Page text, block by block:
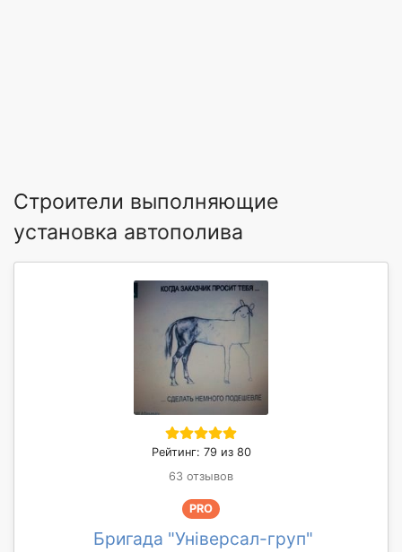
Строители выполняющие
установка автополива
Рейтинг: 79 из 80
63 отзывов
PRO
Бригада "Універсал-груп"